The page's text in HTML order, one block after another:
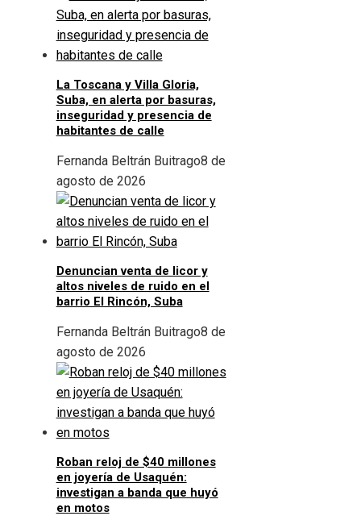
La Toscana y Villa Gloria,
Suba, en alerta por basuras,
inseguridad y presencia de
habitantes de calle
Fernanda Beltrán Buitrago8 de
agosto de 2026
Denuncian venta de licor y
altos niveles de ruido en el
barrio El Rincón, Suba
Fernanda Beltrán Buitrago8 de
agosto de 2026
Roban reloj de $40 millones
en joyería de Usaquén:
investigan a banda que huyó
en motos